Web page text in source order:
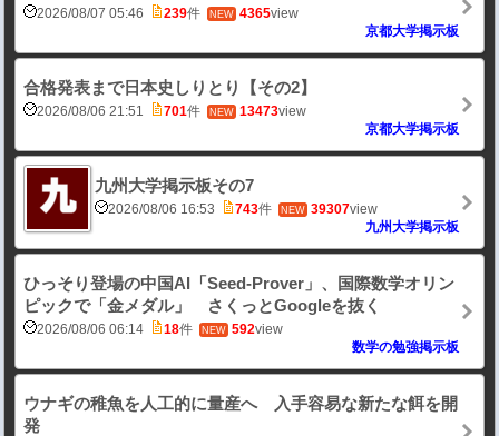
2026/08/07 05:46 239件 NEW 4365view
京都大学掲示板
合格発表まで日本史しりとり【その2】
2026/08/06 21:51 701件 NEW 13473view
京都大学掲示板
九州大学掲示板その7
2026/08/06 16:53 743件 NEW 39307view
九州大学掲示板
ひっそり登場の中国AI「Seed-Prover」、国際数学オリン
ピックで「金メダル」 さくっとGoogleを抜く
2026/08/06 06:14 18件 NEW 592view
数学の勉強掲示板
ウナギの稚魚を人工的に量産へ 入手容易な新たな餌を開
発